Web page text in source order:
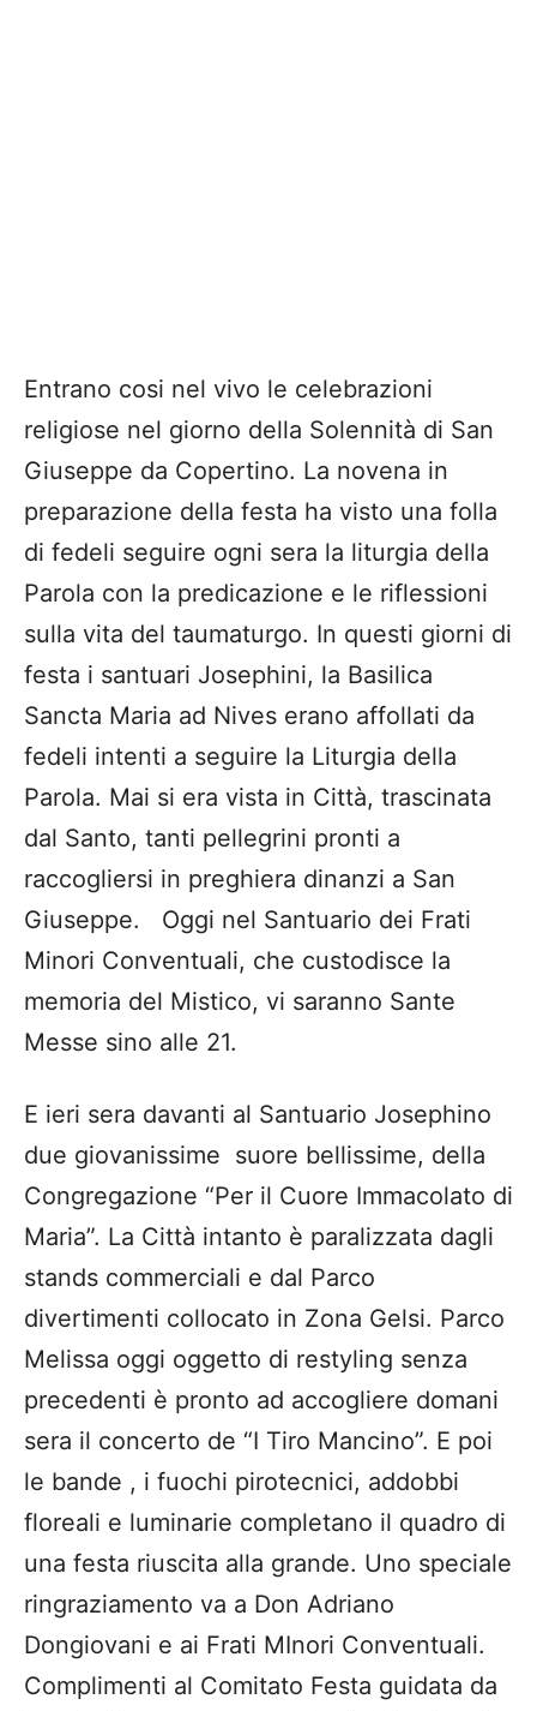
Entrano cosi nel vivo le celebrazioni
religiose nel giorno della Solennità di San
Giuseppe da Copertino. La novena in
preparazione della festa ha visto una folla
di fedeli seguire ogni sera la liturgia della
Parola con la predicazione e le riflessioni
sulla vita del taumaturgo. In questi giorni di
festa i santuari Josephini, la Basilica
Sancta Maria ad Nives erano affollati da
fedeli intenti a seguire la Liturgia della
Parola. Mai si era vista in Città, trascinata
dal Santo, tanti pellegrini pronti a
raccogliersi in preghiera dinanzi a San
Giuseppe. Oggi nel Santuario dei Frati
Minori Conventuali, che custodisce la
memoria del Mistico, vi saranno Sante
Messe sino alle 21.
E ieri sera davanti al Santuario Josephino
due giovanissime suore bellissime, della
Congregazione “Per il Cuore Immacolato di
Maria”. La Città intanto è paralizzata dagli
stands commerciali e dal Parco
divertimenti collocato in Zona Gelsi. Parco
Melissa oggi oggetto di restyling senza
precedenti è pronto ad accogliere domani
sera il concerto de “I Tiro Mancino”. E poi
le bande , i fuochi pirotecnici, addobbi
floreali e luminarie completano il quadro di
una festa riuscita alla grande. Uno speciale
ringraziamento va a Don Adriano
Dongiovani e ai Frati MInori Conventuali.
Complimenti al Comitato Festa guidata da